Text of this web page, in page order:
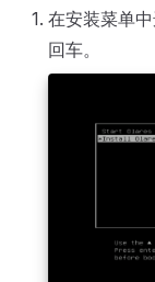
在安装菜单
回车。